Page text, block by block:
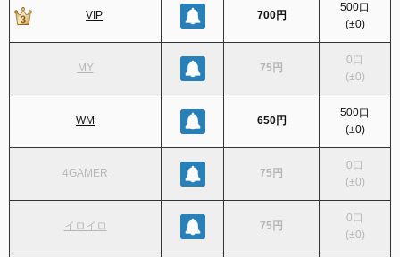
VIP 700円
500口
(±0)
MY 75円
0 口
(±0)
WM 650円
500口
(±0)
4GAMER 75円
0 口
(±0)
イロイロ 75円
0 口
(±0)